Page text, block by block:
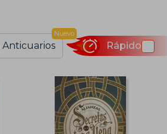
Anticuarios
Nuevo
Rápido